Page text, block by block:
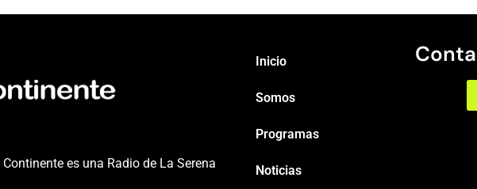
es una Radio de La Serena
Inicio
Somos
Programas
Noticias